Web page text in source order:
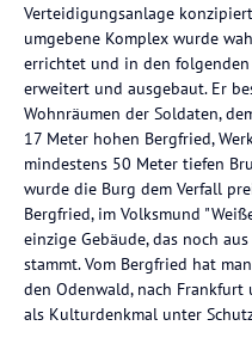
Verteidigungsanlage
umgebene Komplex wurde
errichtet und in den
erweitert und ausgebaut. Er
Wohnräumen der Soldaten,
17 Meter hohen Bergfried,
mindestens 50 Meter tiefen
wurde die Burg dem Verfall
Bergfried, im Volksmund
einzige Gebäude, das noch
stammt. Vom Bergfried hat
den Odenwald, nach Frankfurt
als Kulturdenkmal unter